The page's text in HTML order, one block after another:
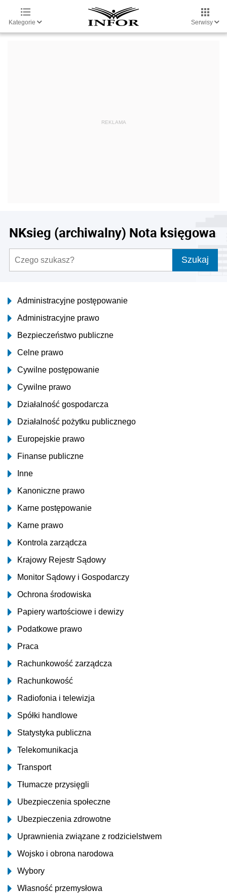
Kategorie Serwisy
NKsieg (archiwalny) Nota księgowa
Szukaj
Administracyjne postępowanie
Administracyjne prawo
Bezpieczeństwo publiczne
Celne prawo
Cywilne postępowanie
Cywilne prawo
Działalność gospodarcza
Działalność pożytku publicznego
Europejskie prawo
Finanse publiczne
Inne
Kanoniczne prawo
Karne postępowanie
Karne prawo
Kontrola zarządcza
Krajowy Rejestr Sądowy
Monitor Sądowy i Gospodarczy
Ochrona środowiska
Papiery wartościowe i dewizy
Podatkowe prawo
Praca
Rachunkowość zarządcza
Rachunkowość
Radiofonia i telewizja
Spółki handlowe
Statystyka publiczna
Telekomunikacja
Transport
Tłumacze przysięgli
Ubezpieczenia społeczne
Ubezpieczenia zdrowotne
Uprawnienia związane z rodzicielstwem
Wojsko i obrona narodowa
Wybory
Własność przemysłowa